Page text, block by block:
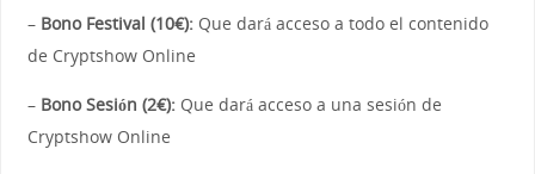
– Bono Festival (10€):Que dará acceso a todo el contenido
de Cryptshow Online
– Bono Sesión (2€):Que dará acceso a una sesión de
Cryptshow Online